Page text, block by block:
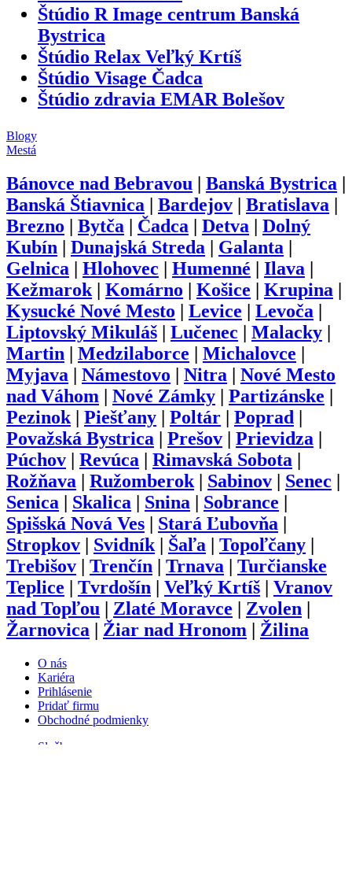
Štúdio R Image centrum Banská
Bystrica
Štúdio Relax Veľký Krtíš
Štúdio Visage Čadca
Štúdio zdravia EMAR Bolešov
Blogy
Mestá
Bánovce nad Bebravou | Banská Bystrica |
Banská Štiavnica | Bardejov | Bratislava |
Brezno | Bytča | Čadca | Detva | Dolný
Kubín | Dunajská Streda | Galanta |
Gelnica | Hlohovec | Humenné | Ilava |
Kežmarok | Komárno | Košice | Krupina |
Kysucké Nové Mesto | Levice | Levoča |
Liptovský Mikuláš | Lučenec | Malacky |
Martin | Medzilaborce | Michalovce |
Myjava | Námestovo | Nitra | Nové Mesto
nad Váhom | Nové Zámky | Partizánske |
Pezinok | Piešťany | Poltár | Poprad |
Považská Bystrica | Prešov | Prievidza |
Púchov | Revúca | Rimavská Sobota |
Rožňava | Ružomberok | Sabinov | Senec |
Senica | Skalica | Snina | Sobrance |
Spišská Nová Ves | Stará Ľubovňa |
Stropkov | Svidník | Šaľa | Topoľčany |
Trebišov | Trenčín | Trnava | Turčianske
Teplice | Tvrdošín | Veľký Krtíš | Vranov
nad Topľou | Zlaté Moravce | Zvolen |
Žarnovica | Žiar nad Hronom | Žilina
O nás
Kariéra
Prihlásenie
Pridať firmu
Obchodné podmienky
Služby